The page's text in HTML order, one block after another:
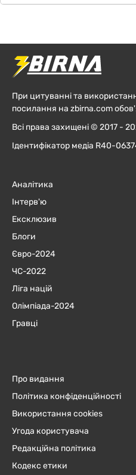
При цитуванні та
посилання на zbirna.com
Всі права захищені © 2017 -
Ідентифікатор медіа R40-
Аналітика
Інтерв'ю
Ексклюзив
Блоги
Євро-2024
ЧC-2022
Ліга націй
Олімпіада-2024
Гравці
Про видання
Політика конфіденційності
Використання cookies
Угода користувача
Редакційна політика
Кодекс етики